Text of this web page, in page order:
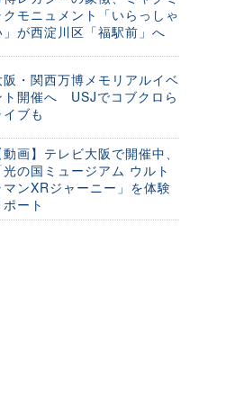
クモニュメント「いらっしゃ
」が西淀川区「福駅前」へ
阪・関西万博メモリアルイベ
ト開催へ USJでコブクロら
イブも
動画】テレビ大阪で開催中、
光の国ミュージアム ウルト
マンXRジャーニー」を体験
ポート